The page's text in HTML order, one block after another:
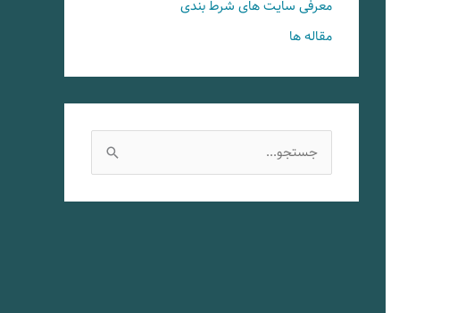
معرفی سایت های شرط بندی
مقاله ها
س
ت